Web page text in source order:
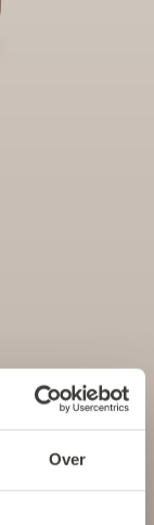
Over
75,- euro
op voorraad)